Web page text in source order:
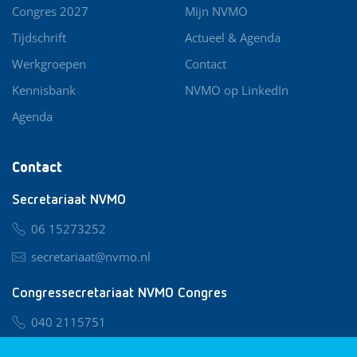
Contact
Secretariaat NVMO
06 15273252
secretariaat@nvmo.nl
Congressecretariaat NVMO Congres
040 2115751
Congres 2027
Tijdschrift
Werkgroepen
Kennisbank
Agenda
Mijn NVMO
Actueel & Agenda
Contact
NVMO op LinkedIn